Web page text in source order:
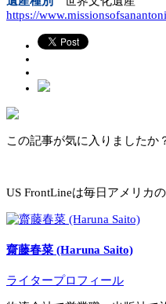
https://
この記事が気に入りましたか
US FrontLineは毎日アメリカ
齋藤春菜 (Haruna Saito)
ライタープロフィール